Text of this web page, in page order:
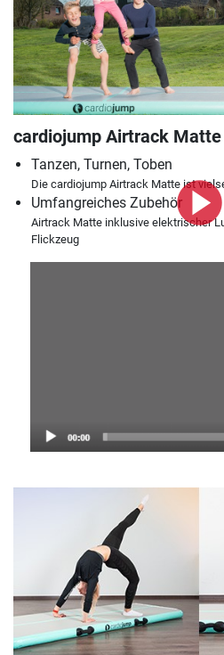
cardiojump Airtrack Matte
Tanzen, Turnen, Toben
Die cardiojump Airtrack Matte ist
Umfangreiches Zubehör
Airtrack Matte inklusive elektrischer
Flickzeug